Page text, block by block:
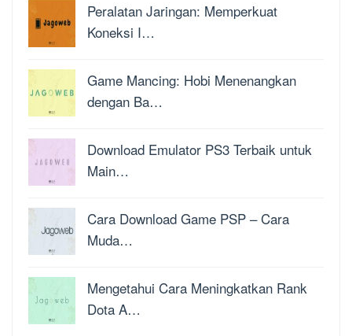
Peralatan Jaringan: Memperkuat
Koneksi I…
Game Mancing: Hobi Menenangkan
dengan Ba…
Download Emulator PS3 Terbaik untuk
Main…
Cara Download Game PSP – Cara
Muda…
Mengetahui Cara Meningkatkan Rank
Dota A…